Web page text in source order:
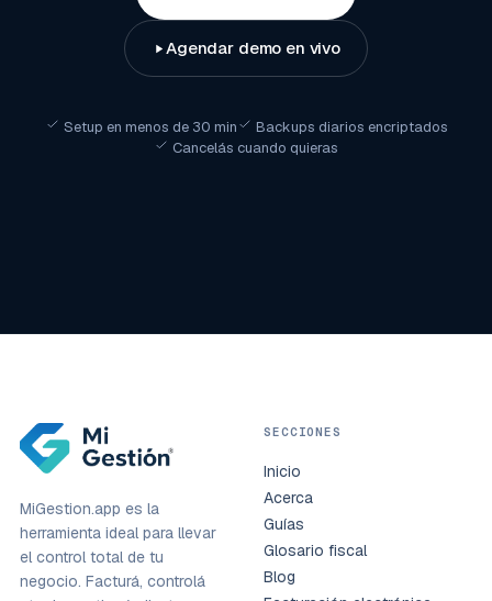
Agendar demo en vivo
Setup en menos de 30 min
Backups diarios encriptados
Cancelás cuando quieras
MiGestion.app es la
herramienta ideal para llevar
el control total de tu
negocio. Facturá, controlá
SECCIONES
Inicio
Acerca
Guías
Glosario fiscal
Blog